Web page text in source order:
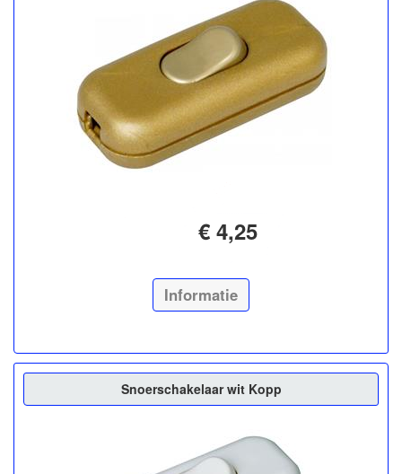
€ 4,25
Informatie
Snoerschakelaar wit Kopp